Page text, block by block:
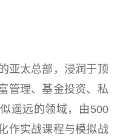
亚太总部，浸润于顶
管理、基金投资、私
遥远的领域，由500
作实战课程与模拟战